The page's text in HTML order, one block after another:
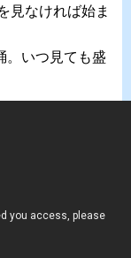
見なければ始ま
。いつ見ても盛